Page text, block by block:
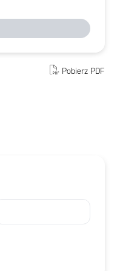
Pobierz PDF